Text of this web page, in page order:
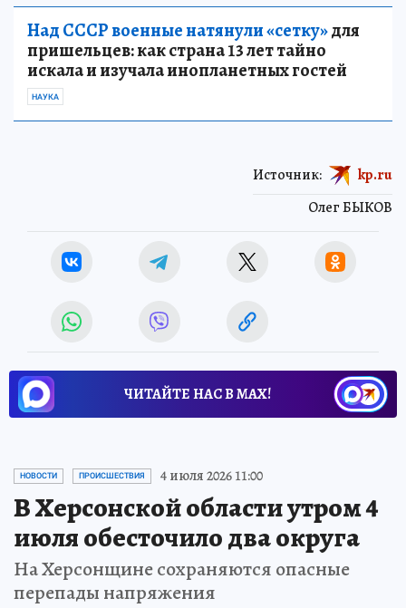
Над СССР военные натянули «сетку»для
пришельцев: как страна 13 лет тайно
искала и изучала инопланетных гостей
НАУКА
Олег БЫКОВ
Источник: kp.ru
ЧИТАЙТЕ НАС В МАХ!
НОВОСТИ ПРОИСШЕСТВИЯ 4 июля 2026 11:00
В Херсонской области утром 4
июля обесточило два округа
На Херсонщине сохраняются опасные
перепады напряжения